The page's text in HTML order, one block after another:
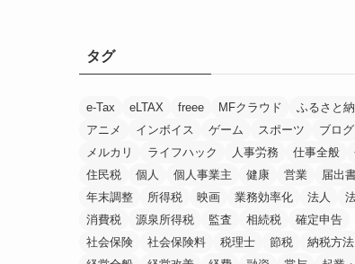
タグ
e-Tax eLTAX freee MFクラウド
ふるさと
アニメ
インボイス ゲーム スポーツ
ブログ
メルカリ
ライフハック 人事労務 仕事全般
住民税
個人 個人事業主 健康 営業
届出
年末調整
所得税 映画 業務効率化 法人
消費税
源泉所得税 監査 相続税
確定申告
社会保険
社会保険料 税理士 節税
納税方法